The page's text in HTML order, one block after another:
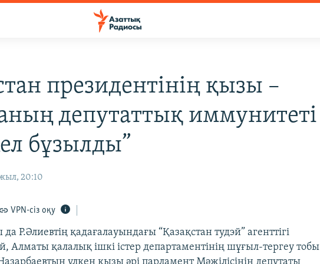
президентінің қызы –
депутаттық иммунитеті
бұзылды”
20:10
VPN-сіз оқу
Р.Әлиевтің қадағалауындағы “Қазақстан тудэй” агенттігі
Алматы қалалық ішкі істер департаментінің шұғыл-тергеу тобы